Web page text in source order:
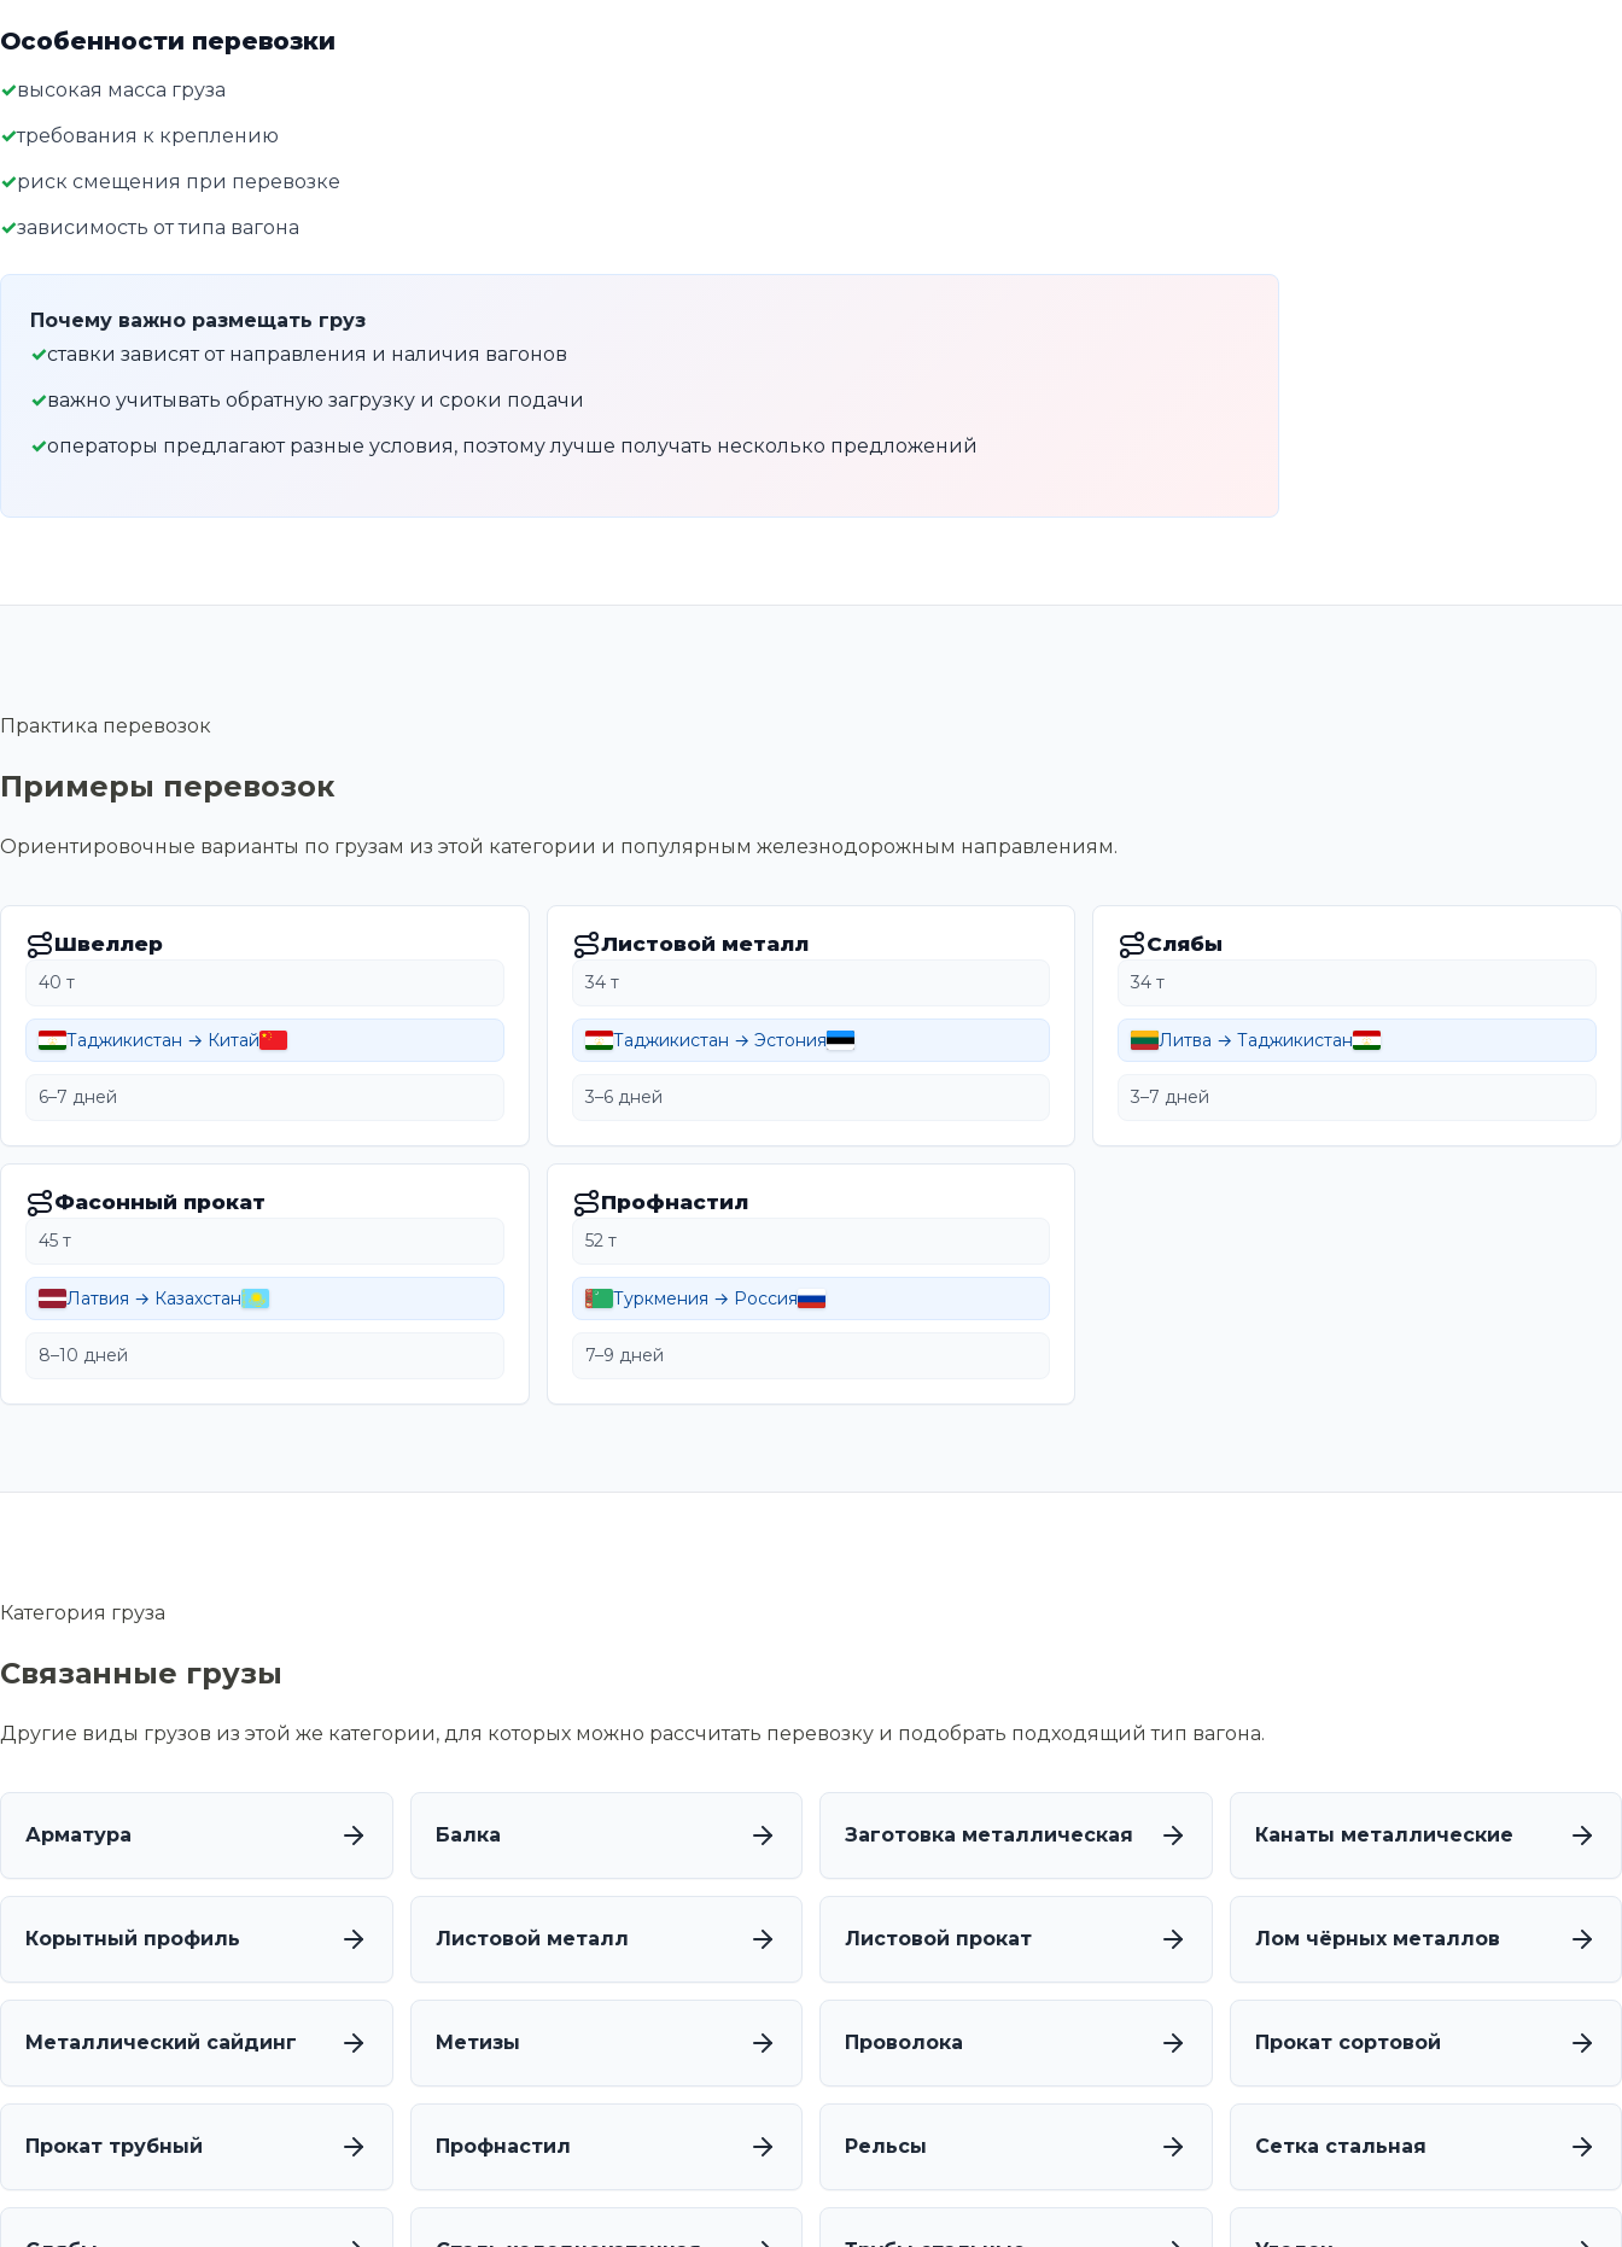
Особенности перевозки
высокая масса груза
требования к креплению
риск смещения при перевозке
зависимость от типа вагона
Почему важно размещать груз
ставки зависят от направления и наличия вагонов
важно учитывать обратную загрузку и сроки подачи
операторы предлагают разные условия, поэтому лучше получать несколько предложений
Практика перевозок
Примеры перевозок
Ориентировочные варианты по грузам из этой категории и популярным железнодорожным направлениям.
Швеллер
40 т
Таджикистан → Китай
6–7 дней
Листовой металл
34 т
Таджикистан → Эстония
3–6 дней
Слябы
34 т
Литва → Таджикистан
3–7 дней
Фасонный прокат
45 т
Латвия → Казахстан
8–10 дней
Профнастил
52 т
Туркмения → Россия
7–9 дней
Категория груза
Связанные грузы
Другие виды грузов из этой же категории, для которых можно рассчитать перевозку и подобрать подходящий тип вагона.
Арматура Балка Заготовка металлическая Канаты металлические
Корытный профиль Листовой металл Листовой прокат Лом чёрных металлов
Металлический сайдинг Метизы Проволока Прокат сортовой
Прокат трубный Профнастил Рельсы Сетка стальная